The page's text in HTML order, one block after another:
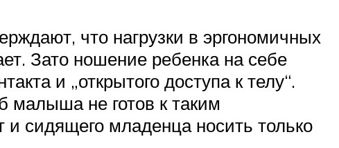
что нагрузки в эргономичных
Зато ношение ребенка на себе
и „открытого доступа к телу“.
малыша не готов к таким
сидящего младенца носить только